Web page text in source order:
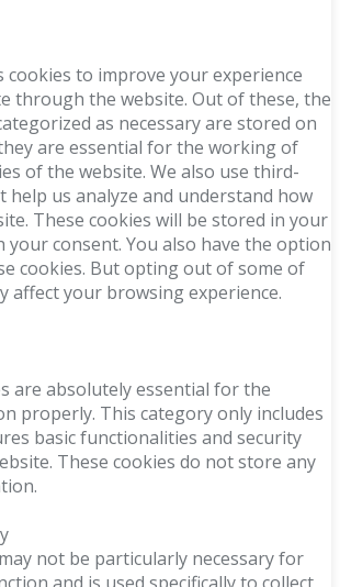
cookies to improve your experience
through the website. Out of these, the
as necessary are stored on
are essential for the working of
of the website. We also use third-
help us analyze and understand how
These cookies will be stored in your
your consent. You also have the option
cookies. But opting out of some of
affect your browsing experience.
are absolutely essential for the
properly. This category only includes
basic functionalities and security
These cookies do not store any
not be particularly necessary for